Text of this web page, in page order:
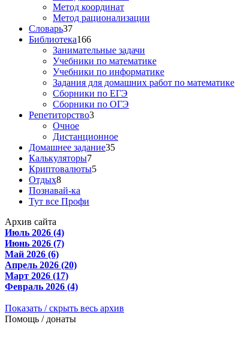
Метод координат
Метод рационализации
Словарь37
Библиотека166
Занимательные задачи
Учебники по математике
Учебники по информатике
Задания для домашних работ по математике
Сборники по ЕГЭ
Сборники по ОГЭ
Репетиторство3
Очное
Дистанционное
Домашнее задание35
Калькуляторы7
Криптовалюты5
Отдых8
Познавай-ка
Тут все Профи
Архив сайта
Июль 2026 (4)
Июнь 2026 (7)
Май 2026 (6)
Апрель 2026 (20)
Март 2026 (17)
Февраль 2026 (4)
Показать / скрыть весь архив
Помощь / донаты